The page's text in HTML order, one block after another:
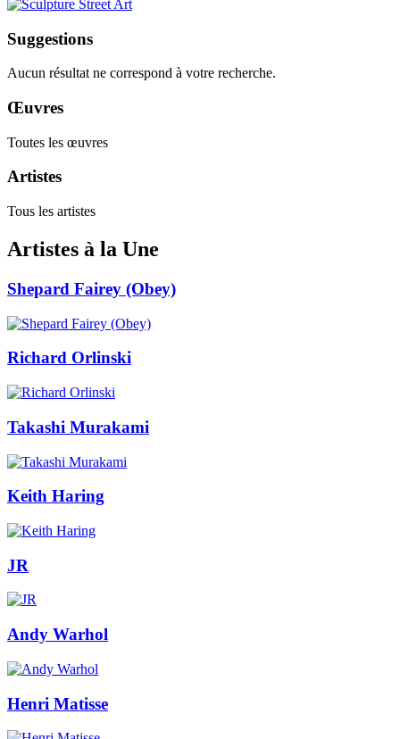
Suggestions
Aucun résultat ne correspond à votre recherche.
Œuvres
Toutes les œuvres
Artistes
Tous les artistes
Artistes à la Une
Shepard Fairey (Obey)
Richard Orlinski
Takashi Murakami
Keith Haring
JR
Andy Warhol
Henri Matisse